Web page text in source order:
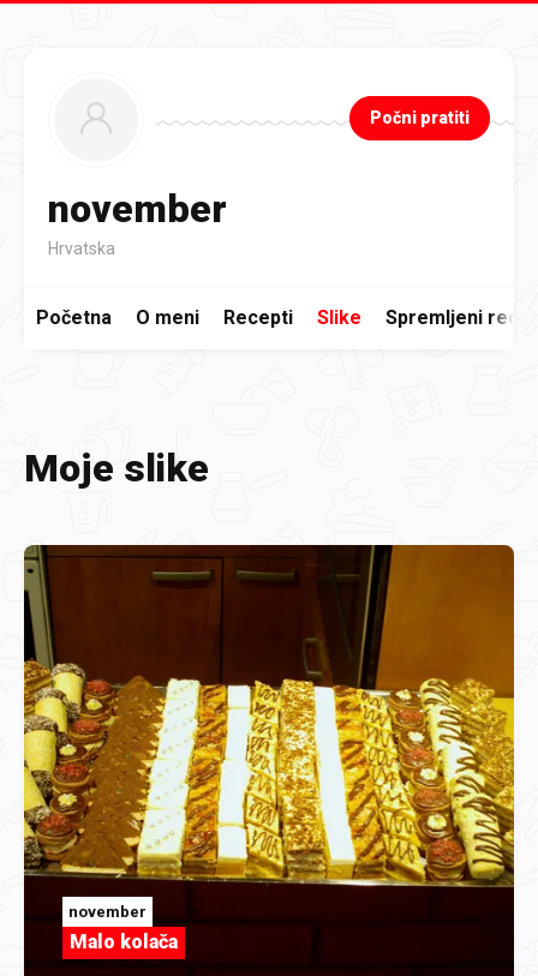
november
Hrvatska
Počni pratiti
Početna O meni Recepti Slike Spremljeni
Moje slike
november
Malo kolača